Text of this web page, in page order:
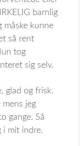
barnlig
måske kunne
så rent
tog
sig selv.
glad og frisk.
jeg
gange. Så
i mit indre.